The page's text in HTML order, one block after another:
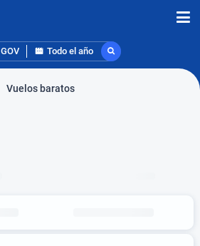
GOV Todo el año
Vuelos baratos